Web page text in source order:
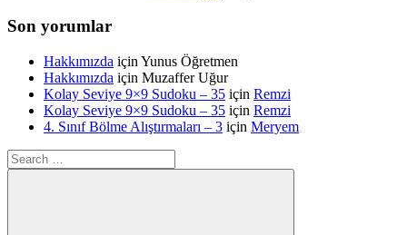
Son yorumlar
Hakkımızda için Yunus Öğretmen
Hakkımızda için Muzaffer Uğur
Kolay Seviye 9×9 Sudoku – 35 için Remzi
Kolay Seviye 9×9 Sudoku – 35 için Remzi
4. Sınıf Bölme Alıştırmaları – 3 için Meryem
Search
for: